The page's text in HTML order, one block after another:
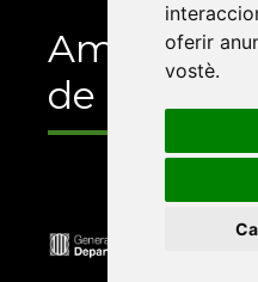
oferir
vostè.
Amb el
de